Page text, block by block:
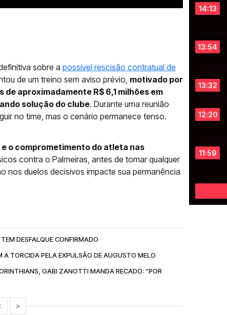
sobre a possível rescisão contratual de
de um treino sem aviso prévio, motivado por
de aproximadamente R$ 6,1 milhões em
solução do clube. Durante uma reunião
no time, mas o cenário permanece tenso.
o comprometimento do atleta nas
contra o Palmeiras, antes de tomar qualquer
nos duelos decisivos impacte sua permanência
DESFALQUE CONFIRMADO
TORCIDA PELA EXPULSÃO DE AUGUSTO MELO
GABI ZANOTTI MANDA RECADO: “POR
>
14:13
13:54
13:32
12:20
11:59